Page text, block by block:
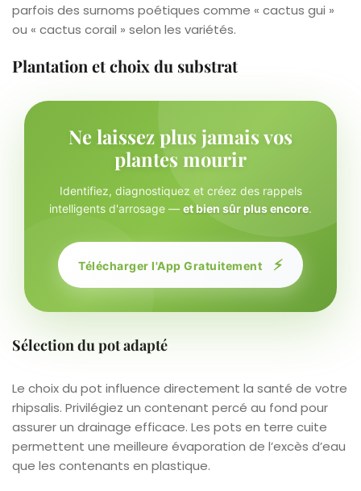
parfois des surnoms poétiques comme « cactus gui »
ou « cactus corail » selon les variétés.
Plantation et choix du substrat
Ne laissez plus jamais vos
plantes mourir
Identifiez, diagnostiquez et créez des rappels
intelligents d'arrosage — et bien sûr plus encore.
Télécharger l'App Gratuitement ⚡
Sélection du pot adapté
Le choix du pot influence directement la santé de votre
rhipsalis. Privilégiez un contenant percé au fond pour
assurer un drainage efficace. Les pots en terre cuite
permettent une meilleure évaporation de l’excès d’eau
que les contenants en plastique.